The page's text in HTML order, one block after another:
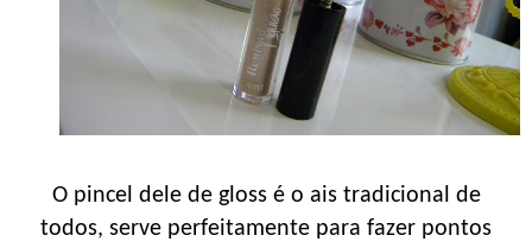
O pincel dele de gloss é o ais tradicional de
todos, serve perfeitamente para fazer pontos